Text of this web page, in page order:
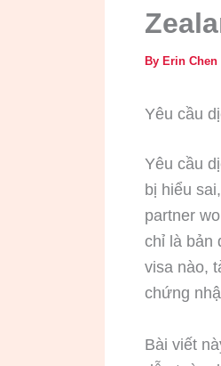
By Erin Chen
Yêu cầu
Yêu cầu
bị hiểu
partner
chỉ là bản
visa nào,
chứng
Bài viết